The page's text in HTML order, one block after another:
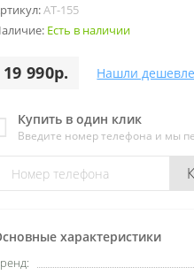
AT-155
Есть в наличии
19 990р. Нашли
Купить в один клик
Введите номер телефона и мы
характеристики